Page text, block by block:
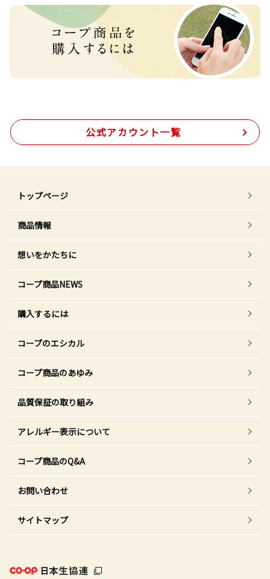
公式アカウント一覧
トップページ
商品情報
想いをかたちに
コープ商品NEWS
購入するには
コープのエシカル
コープ商品のあゆみ
品質保証の取り組み
アレルギー表示について
コープ商品のQ&A
お問い合わせ
サイトマップ